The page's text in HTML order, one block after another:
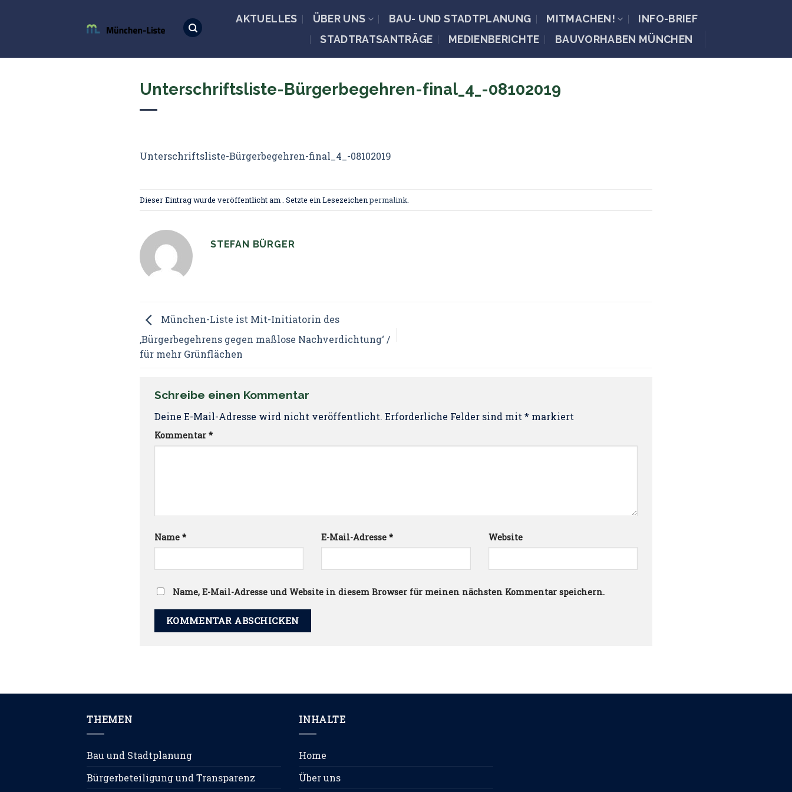
AKTUELLES ÜBER UNS BAU- UND STADTPLANUNG MITMACHEN!
INFO-BRIEF
STADTRATSANTRÄGE
MEDIENBERICHTE BAUVORHABEN MÜNCHEN
Unterschriftsliste-Bürgerbegehren-final_4_-08102019
Unterschriftsliste-Bürgerbegehren-final_4_-08102019
Dieser Eintrag wurde veröffentlicht am . Setzte ein Lesezeichenpermalink
STEFAN BÜRGER
München-Liste ist Mit-Initiatorin des
‚Bürgerbegehrens gegen maßlose Nachverdichtung‘ /
für mehr Grünflächen
Schreibe einen Kommentar
Deine E-Mail-Adresse wird nicht veröffentlicht. Erforderliche Felder sind mit* markiert
Kommentar *
Name * E-Mail-Adresse* Website
Name, E-Mail-Adresse und Website in diesem Browser für meinen nächsten Kommentar speichern.
THEMEN
Bau und Stadtplanung
Bürgerbeteiligung und Transparenz
INHALTE
Home
Über uns